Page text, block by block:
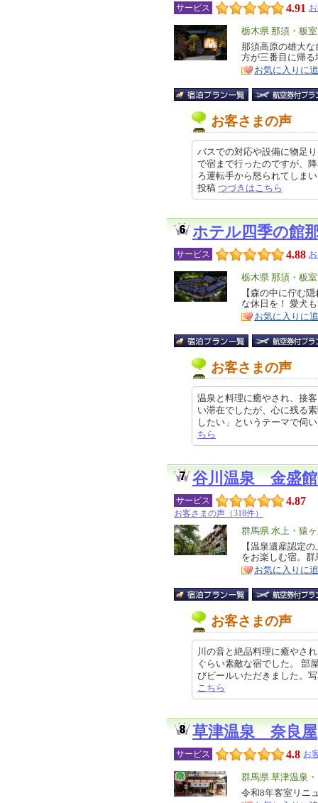
サービス 4.91
エ
リ
ア
栃木県 那須・板
特
徴
那須高原の雄大
方が三番目に帰
お気に入りに
お客さまの声
バスでの対応や設備に物足
で宿まで行ったのですが、
ろ運転手から怒られてしま
投稿 つづきはこちら
ホテル四季の館
サービス 4.88
エ
リ
ア
栃木県 那須・板
特
徴
【森の中に佇む
な休日を！ 愛犬
お気に入りに
お客さまの声
温泉と料理に癒やされ、接
い滞在でしたが、心に残る
したい」というテーマで伺
ちら
谷川温泉 金盛
サービス 4.87
お客さまの声（318件）
エ
リ
ア
群馬県 水上・猿
特
徴
【温泉遺産認定
をお楽しむ宿。
お気に入りに
お客さまの声
川の音と絶品料理に癒やさ
ぐらい素敵な宿でした。 部
びビールいただきました。
こちら
草津温泉 奈良屋
サービス 4.8 お
エ
リ
群馬県 草津温泉
特
令和8年客室リニ